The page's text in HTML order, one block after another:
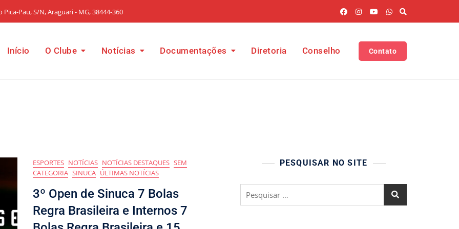
Pica-Pau, S/N, Araguari - MG, 38444-360
Início O Clube Notícias Documentações Diretoria Conselho Contato
ESPORTES NOTÍCIAS NOTÍCIAS DESTAQUES SEM
CATEGORIA SINUCA ÚLTIMAS NOTÍCIAS
3º Open de Sinuca 7 Bolas
Regra Brasileira e Internos 7
PESQUISAR NO SITE
Pesquisar